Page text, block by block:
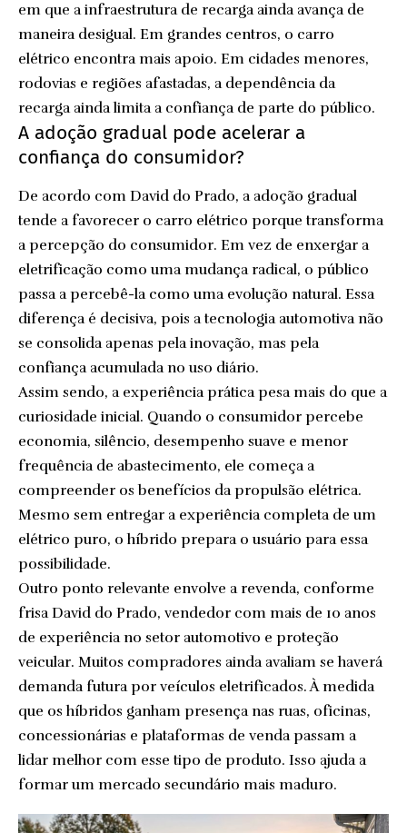
em que a infraestrutura de recarga ainda avança de
maneira desigual. Em grandes centros, o carro
elétrico encontra mais apoio. Em cidades menores,
rodovias e regiões afastadas, a dependência da
recarga ainda limita a confiança de parte do público.
A adoção gradual pode acelerar a
confiança do consumidor?
De acordo com David do Prado, a adoção gradual
tende a favorecer o carro elétrico porque transforma
a percepção do consumidor. Em vez de enxergar a
eletrificação como uma mudança radical, o público
passa a percebê-la como uma evolução natural. Essa
diferença é decisiva, pois a tecnologia automotiva não
se consolida apenas pela inovação, mas pela
confiança acumulada no uso diário.
Assim sendo, a experiência prática pesa mais do que a
curiosidade inicial. Quando o consumidor percebe
economia, silêncio, desempenho suave e menor
frequência de abastecimento, ele começa a
compreender os benefícios da propulsão elétrica.
Mesmo sem entregar a experiência completa de um
elétrico puro, o híbrido prepara o usuário para essa
possibilidade.
Outro ponto relevante envolve a revenda, conforme
frisa David do Prado, vendedor com mais de 10 anos
de experiência no setor automotivo e proteção
veicular. Muitos compradores ainda avaliam se haverá
demanda futura por veículos eletrificados. À medida
que os híbridos ganham presença nas ruas, oficinas,
concessionárias e plataformas de venda passam a
lidar melhor com esse tipo de produto. Isso ajuda a
formar um mercado secundário mais maduro.